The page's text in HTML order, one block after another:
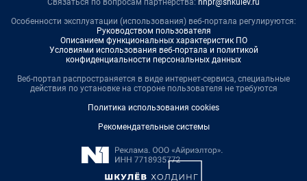
Особенности эксплуатации (использования) веб-портала регулируются:
Руководством пользователя
Описанием функциональных характеристик ПО
Условиями использования веб-портала и политикой
конфиденциальности персональных данных
Веб-портал распространяется в виде интернет-сервиса, специальные
действия по установке на стороне пользователя не требуются
Политика использования cookies
Рекомендательные системы